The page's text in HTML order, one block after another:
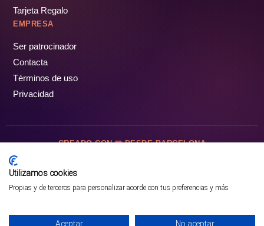
Tarjeta Regalo
EMPRESA
Ser patrocinador
Contacta
Términos de uso
Privacidad
CREADO CON DESDE BARCELONA
Utilizamos cookies
Propias y de terceros para personalizar acorde con tus preferencias y más
Aceptar No aceptar